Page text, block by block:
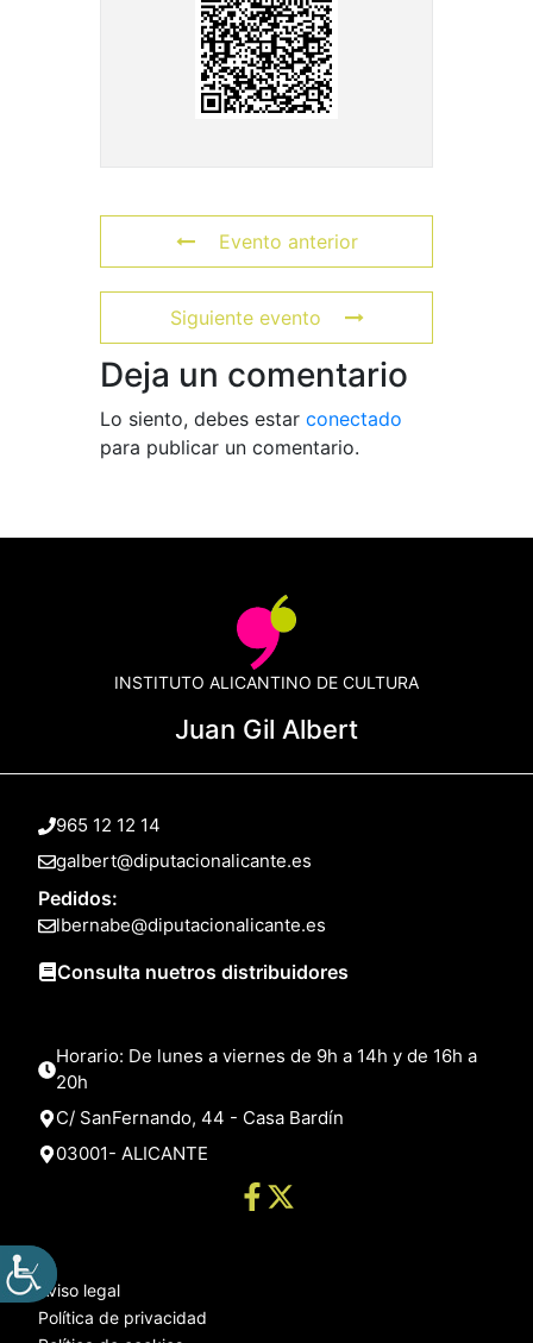
Evento anterior
Siguiente evento
Deja un comentario
Lo siento, debes estar conectado
para publicar un comentario.
INSTITUTO ALICANTINO DE CULTURA
Juan Gil Albert
965 12 12 14
galbert@diputacionalicante.es
Pedidos:
lbernabe@diputacionalicante.es
Consulta nuetros distribuidores
Horario: De lunes a viernes de 9h a 14h y de 16h a
20h
C/ SanFernando, 44 - Casa Bardín
03001- ALICANTE
Aviso legal
Política de privacidad